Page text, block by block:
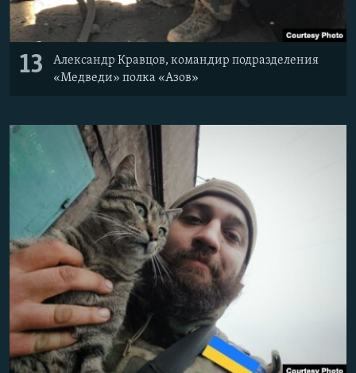
13
Александр Кравцов, командир подразделения
«Медведи» полка «Азов»